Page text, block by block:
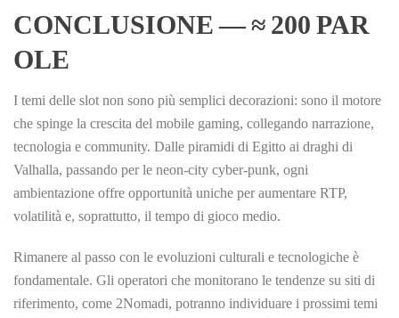
CONCLUSIONE — ≈ 200 PAR
OLE
I temi delle slot non sono più semplici decorazioni: sono il motore
che spinge la crescita del mobile gaming, collegando narrazione,
tecnologia e community. Dalle piramidi di Egitto ai draghi di
Valhalla, passando per le neon‑city cyber‑punk, ogni
ambientazione offre opportunità uniche per aumentare RTP,
volatilità e, soprattutto, il tempo di gioco medio.
Rimanere al passo con le evoluzioni culturali e tecnologiche è
fondamentale. Gli operatori che monitorano le tendenze su siti di
riferimento, come 2Nomadi, potranno individuare i prossimi temi